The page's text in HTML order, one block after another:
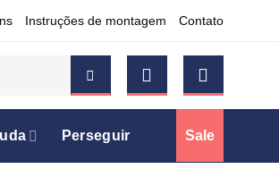
Instruções de montagem Contato
Perseguir Sale